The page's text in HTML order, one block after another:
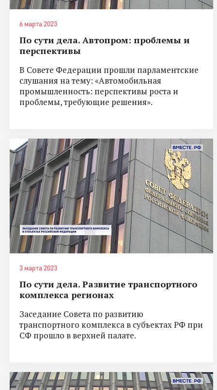
6 марта 2023
По сути дела. Автопром: проблемы и
перспективы
В Совете Федерации прошли парламентские
слушания на тему: «Автомобильная
промышленность: перспективы роста и
проблемы, требующие решения».
3 марта 2023
По сути дела. Развитие транспортного
комплекса регионах
Заседание Совета по развитию
транспортного комплекса в субъектах РФ при
СФ прошло в верхней палате.